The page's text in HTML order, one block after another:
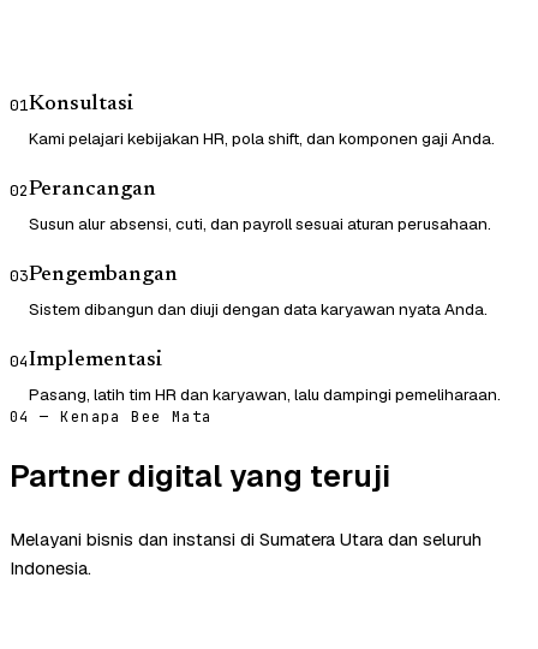
01Konsultasi
Kami pelajari kebijakan HR, pola shift, dan komponen gaji Anda.
02Perancangan
Susun alur absensi, cuti, dan payroll sesuai aturan perusahaan.
03Pengembangan
Sistem dibangun dan diuji dengan data karyawan nyata Anda.
04Implementasi
Pasang, latih tim HR dan karyawan, lalu dampingi pemeliharaan.
04 — Kenapa Bee Mata
Partner digital yang teruji
Melayani bisnis dan instansi di Sumatera Utara dan seluruh
Indonesia.